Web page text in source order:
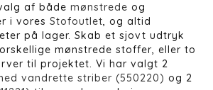
af både mønstrede og
i vores Stofoutlet, og altid
på lager. Skab et sjovt udtryk
mønstrede stoffer, eller to
til projektet. Vi har valgt 2
vandrette striber (550220) og 2